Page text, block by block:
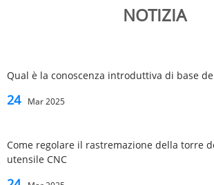
NOTIZIA
Qual è la conoscenza introduttiva di base
24 Mar 2025
Come regolare il rastremazione della torre
utensile CNC